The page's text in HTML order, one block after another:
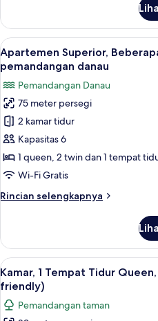
Sofa,
pemandangan
danau
Kamar
Superior,
1
Tempat
Tidur
Queen
dengan
tempat
tidur
Sofa,
danau
Lihat
semua
foto
untuk
Apartemen
Superior,
Beberapa
Tempat
Tidur,
danau
10
Apartemen Superior,
pemandangan danau
Pemandangan Danau
75 meter persegi
2 kamar tidur
Kapasitas 6
1 queen, 2 twin dan 1 tempat
Wi-Fi Gratis
Rincian selengkapnya
Rincian
Apartemen
Superior,
Beberapa
Tempat
pemandangan
Lihat
semua
foto
untuk
11
Kamar, 1 Tempat Tidur
friendly)
Pemandangan taman